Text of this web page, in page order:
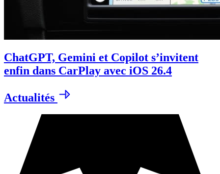
ChatGPT, Gemini et Copilot s’invitent
enfin dans CarPlay avec iOS 26.4
Actualités